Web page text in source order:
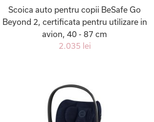
Scoica auto pentru copii BeSafe Go
Beyond 2, certificata pentru utilizare in
avion, 40 - 87 cm
2.035 lei